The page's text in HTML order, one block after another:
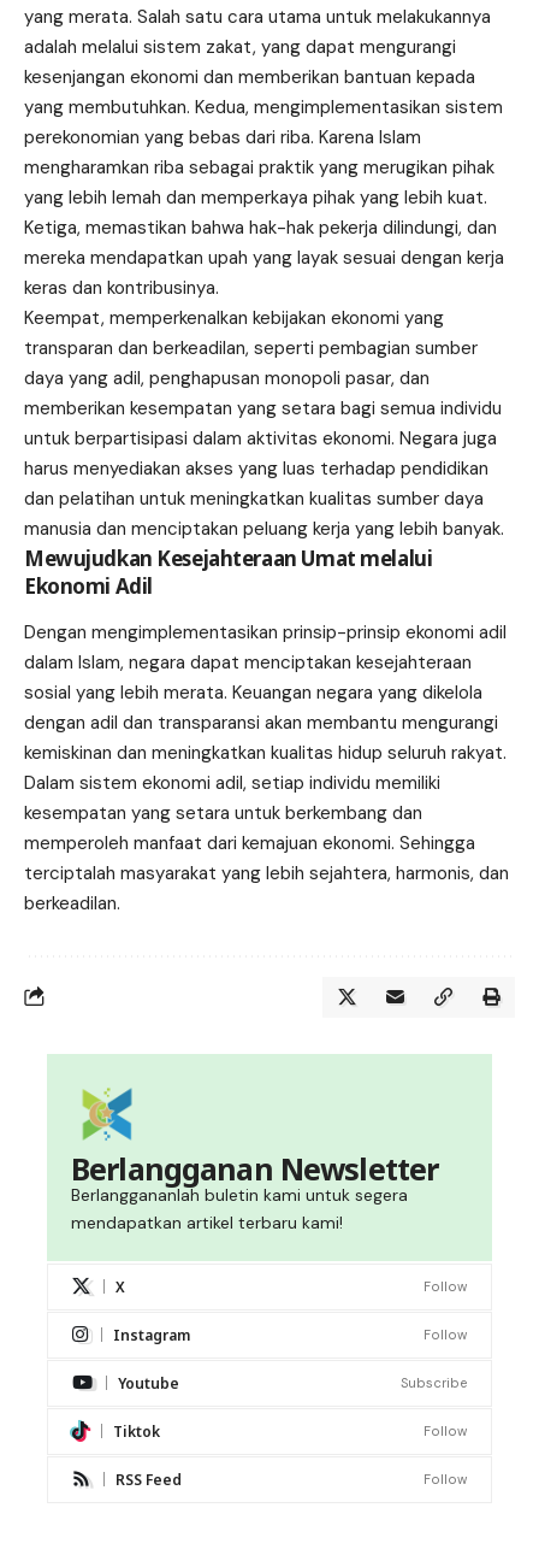
yang merata. Salah satu cara utama untuk melakukannya
adalah melalui sistem zakat, yang dapat mengurangi
kesenjangan ekonomi dan memberikan bantuan kepada
yang membutuhkan. Kedua, mengimplementasikan sistem
perekonomian yang bebas dari riba. Karena Islam
mengharamkan riba sebagai praktik yang merugikan pihak
yang lebih lemah dan memperkaya pihak yang lebih kuat.
Ketiga, memastikan bahwa hak-hak pekerja dilindungi, dan
mereka mendapatkan upah yang layak sesuai dengan kerja
keras dan kontribusinya.
Keempat, memperkenalkan kebijakan ekonomi yang
transparan dan berkeadilan, seperti pembagian sumber
daya yang adil, penghapusan monopoli pasar, dan
memberikan kesempatan yang setara bagi semua individu
untuk berpartisipasi dalam aktivitas ekonomi. Negara juga
harus menyediakan akses yang luas terhadap pendidikan
dan pelatihan untuk meningkatkan kualitas sumber daya
manusia dan menciptakan peluang kerja yang lebih banyak.
Mewujudkan Kesejahteraan Umat melalui
Ekonomi Adil
Dengan mengimplementasikan prinsip-prinsip ekonomi adil
dalam Islam, negara dapat menciptakan kesejahteraan
sosial yang lebih merata. Keuangan negara yang dikelola
dengan adil dan transparansi akan membantu mengurangi
kemiskinan dan meningkatkan kualitas hidup seluruh rakyat.
Dalam sistem ekonomi adil, setiap individu memiliki
kesempatan yang setara untuk berkembang dan
memperoleh manfaat dari kemajuan ekonomi. Sehingga
terciptalah masyarakat yang lebih sejahtera, harmonis, dan
berkeadilan.
Berlangganan Newsletter
Berlanggananlah buletin kami untuk segera
mendapatkan artikel terbaru kami!
X Follow
Instagram Follow
Youtube Subscribe
Tiktok Follow
RSS Feed Follow